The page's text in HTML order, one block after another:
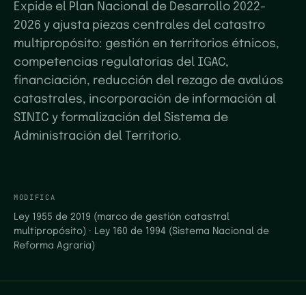
Expide el Plan Nacional de Desarrollo 2022-
2026 y ajusta piezas centrales del catastro
multipropósito: gestión en territorios étnicos,
competencias regulatorias del IGAC,
financiación, reducción del rezago de avalúos
catastrales, incorporación de información al
SINIC y formalización del Sistema de
Administración del Territorio.
MODIFICA
Ley 1955 de 2019 (marco de gestión catastral
multipropósito) · Ley 160 de 1994 (Sistema Nacional de
Reforma Agraria)